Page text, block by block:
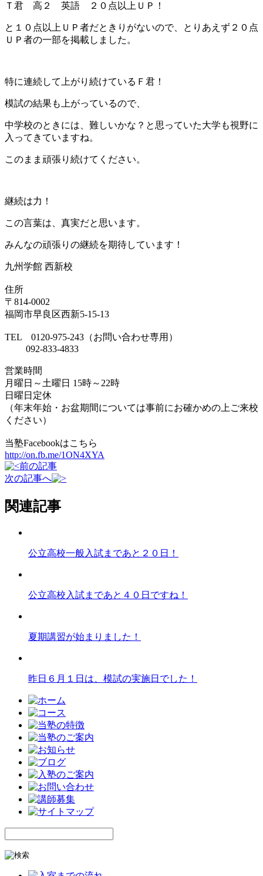
Ｔ君 高２ 英語 ２０点以上ＵＰ！
と１０点以上ＵＰ者だときりがないので、とりあえず２０点
ＵＰ者の一部を掲載しました。
特に連続して上がり続けているＦ君！
模試の結果も上がっているので、
中学校のときには、難しいかな？と思っていた大学も視野に
入ってきていますね。
このまま頑張り続けてください。
継続は力！
この言葉は、真実だと思います。
みんなの頑張りの継続を期待しています！
九州学館 西新校
住所
〒814-0002
福岡市早良区西新5-15-13
TEL 0120-975-243（お問い合わせ専用）
092-833-4833
営業時間
月曜日～土曜日 15時～22時
日曜日定休
（年末年始・お盆期間については事前にお確かめの上ご来校
ください）
当塾Facebookはこちら
http://on.fb.me/1ON4XYA
前の記事
次の記事へ
関連記事
公立高校一般入試まであと２０日！
公立高校入試まであと４０日ですね！
夏期講習が始まりました！
昨日６月１日は、模試の実施日でした！